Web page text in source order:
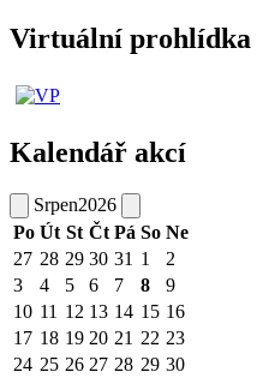
Virtuální prohlídka
Kalendář akcí
Srpen2026
Po Út St Čt Pá So Ne
27 28 29 30 31 1
2
3
4 5 6 7 8
9
10 11 12 13 14 15 16
17 18 19 20 21 22 23
24 25 26 27 28 29 30